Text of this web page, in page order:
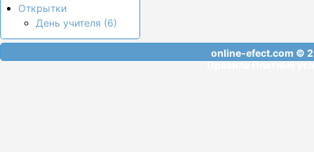
Открытки
День учителя (6)
online-efect.com ©
ПравилаПлатные